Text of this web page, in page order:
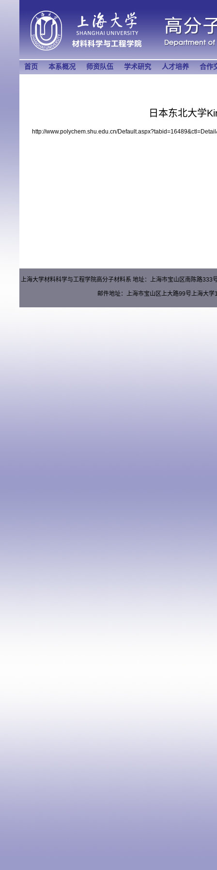
首页 本系概况 师资队伍 学术研究 人才培养 合作
日本东北大学
http://www.polychem.shu.edu.cn/
上海大学材料科学与工程学院高分子材料系 地址：上海市宝山区南陈路
邮件地址：上海市宝山区上大路99号上海大